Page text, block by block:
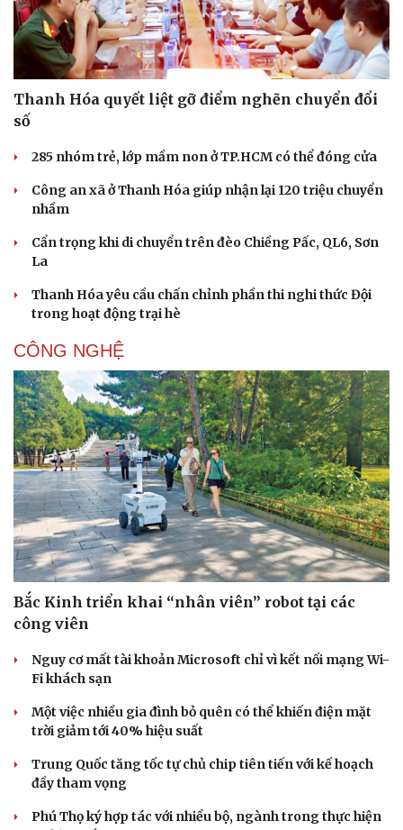
Văn hóa
Sân khấu - Điện ảnh
Âm nhạc
Di sản
Giải trí
Thanh Hóa quyết liệt gỡ điểm nghẽn chuyển đổi
số
285 nhóm trẻ, lớp mầm non ở TP.HCM có thể đóng cửa
Công an xã ở Thanh Hóa giúp nhận lại 120 triệu chuyển
nhầm
Cẩn trọng khi di chuyển trên đèo Chiềng Pấc, QL6, Sơn
La
Thanh Hóa yêu cầu chấn chỉnh phần thi nghi thức Đội
trong hoạt động trại hè
CÔNG NGHỆ
Bắc Kinh triển khai “nhân viên” robot tại các
công viên
Nguy cơ mất tài khoản Microsoft chỉ vì kết nối mạng Wi-
Fi khách sạn
Một việc nhiều gia đình bỏ quên có thể khiến điện mặt
trời giảm tới 40% hiệu suất
Trung Quốc tăng tốc tự chủ chip tiên tiến với kế hoạch
đầy tham vọng
Phú Thọ ký hợp tác với nhiều bộ, ngành trong thực hiện